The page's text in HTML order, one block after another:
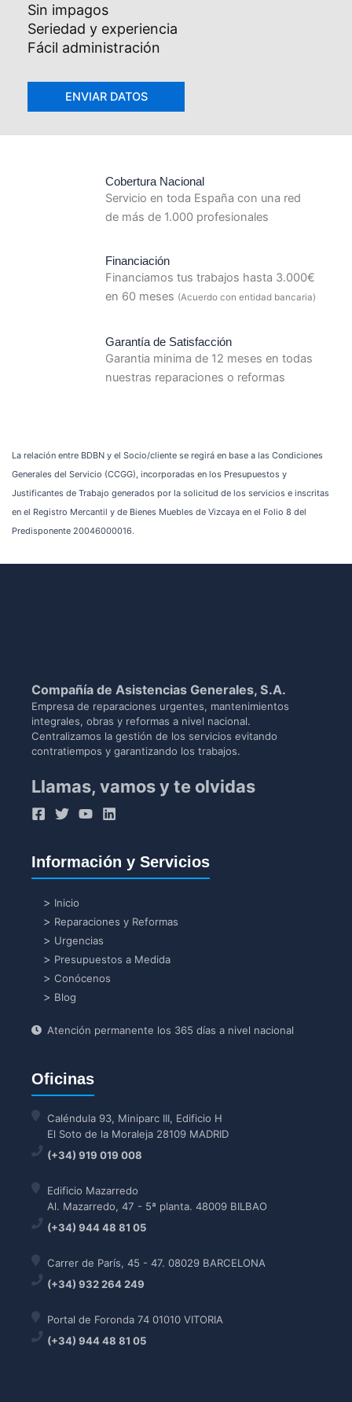
Sin impagos
Seriedad y experiencia
Fácil administración
Cobertura Nacional
Servicio en toda España con una red
de más de 1.000 profesionales
Financiación
Financiamos tus trabajos hasta 3.000€
en 60 meses (Acuerdo con entidad bancaria)
Garantía de Satisfacción
Garantia minima de 12 meses en todas
nuestras reparaciones o reformas
La relación entre BDBN y el Socio/cliente se regirá en base a las Condiciones
Generales del Servicio (CCGG), incorporadas en los Presupuestos y
Justificantes de Trabajo generados por la solicitud de los servicios e inscritas
en el Registro Mercantil y de Bienes Muebles de Vizcaya en el Folio 8 del
Predisponente 20046000016.
Compañía de Asistencias Generales, S.A.
Empresa de reparaciones urgentes, mantenimientos
integrales, obras y reformas a nivel nacional.
Centralizamos la gestión de los servicios evitando
contratiempos y garantizando los trabajos.
Llamas, vamos y te olvidas
Información y Servicios
Inicio
Reparaciones y Reformas
Urgencias
Presupuestos a Medida
Conócenos
Blog
Atención permanente los 365 días a nivel nacional
Oficinas
Caléndula 93, Miniparc III, Edificio H
El Soto de la Moraleja 28109 MADRID
(+34) 919 019 008
Edificio Mazarredo
Al. Mazarredo, 47 - 5ª planta. 48009 BILBAO
(+34) 944 48 81 05
Carrer de París, 45 - 47. 08029 BARCELONA
(+34) 932 264 249
Portal de Foronda 74 01010 VITORIA
(+34) 944 48 81 05